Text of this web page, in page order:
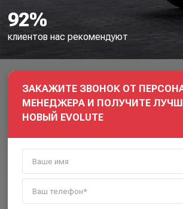
ЗАКАЖИТЕ ЗВОНОК ОТ
МЕНЕДЖЕРА И ПОЛУЧИТЕ
НОВЫЙ EVOLUTE
92%
клиентов нас рекомендуют